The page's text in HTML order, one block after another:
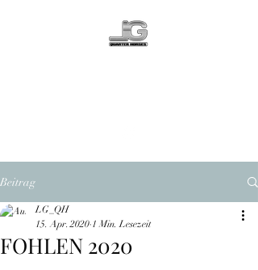
Beitrag
FOHLEN 2020
LG_QH
15. Apr. 2020 1 Min. Lesezeit